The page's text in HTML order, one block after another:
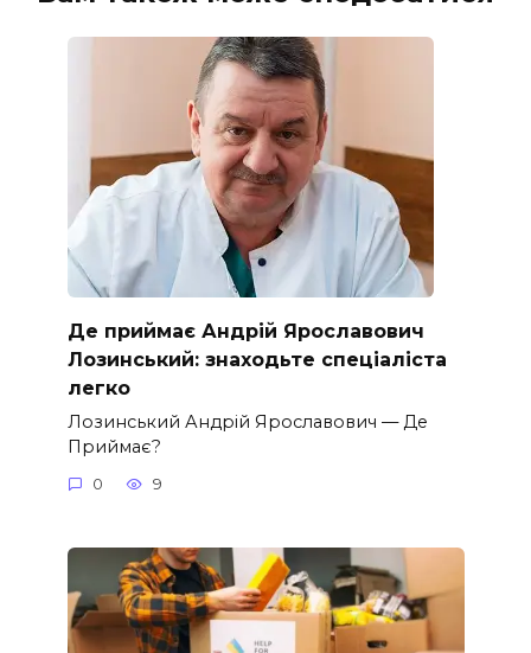
Де приймає Андрій Ярославович
Лозинський: знаходьте спеціаліста
легко
Лозинський Андрій Ярославович — Де
Приймає?
0 9